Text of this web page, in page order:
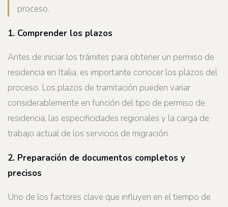
proceso.
1. Comprender los plazos
Antes de iniciar los trámites para obtener un permiso de
residencia en Italia, es importante conocer los plazos del
proceso. Los plazos de tramitación pueden variar
considerablemente en función del tipo de permiso de
residencia, las especificidades regionales y la carga de
trabajo actual de los servicios de migración.
2. Preparación de documentos completos y
precisos
Uno de los factores clave que influyen en el tiempo de